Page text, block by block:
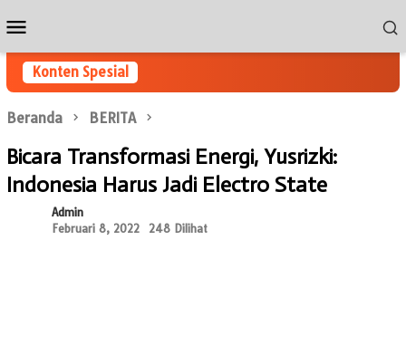
ke
kontenMobile
Konten Spesial
Beranda BERITA
Bicara Transformasi Energi, Yusrizki:
Indonesia Harus Jadi Electro State
Admin
Februari 8, 2022
248 Dilihat